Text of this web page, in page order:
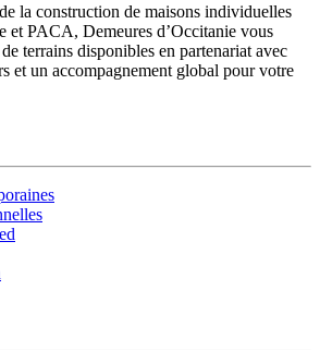
la construction de maisons individuelles
et PACA, Demeures d’Occitanie vous
terrains disponibles en partenariat avec
et un accompagnement global pour votre